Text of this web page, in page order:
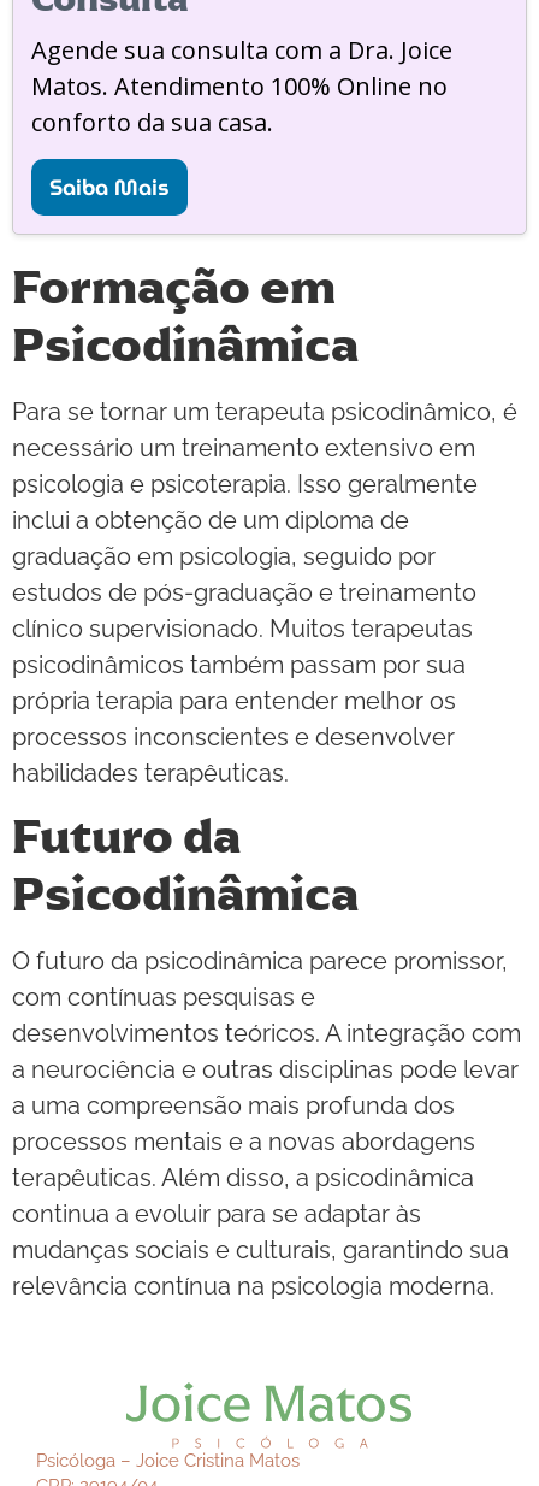
Agende sua consulta com a Dra. Joice
Matos. Atendimento 100% Online no
conforto da sua casa.
Saiba Mais
Formação em
Psicodinâmica
Para se tornar um terapeuta psicodinâmico, é
necessário um treinamento extensivo em
psicologia e psicoterapia. Isso geralmente
inclui a obtenção de um diploma de
graduação em psicologia, seguido por
estudos de pós-graduação e treinamento
clínico supervisionado. Muitos terapeutas
psicodinâmicos também passam por sua
própria terapia para entender melhor os
processos inconscientes e desenvolver
habilidades terapêuticas.
Futuro da
Psicodinâmica
O futuro da psicodinâmica parece promissor,
com contínuas pesquisas e
desenvolvimentos teóricos. A integração com
a neurociência e outras disciplinas pode levar
a uma compreensão mais profunda dos
processos mentais e a novas abordagens
terapêuticas. Além disso, a psicodinâmica
continua a evoluir para se adaptar às
mudanças sociais e culturais, garantindo sua
relevância contínua na psicologia moderna.
Psicóloga – Joice Cristina Matos